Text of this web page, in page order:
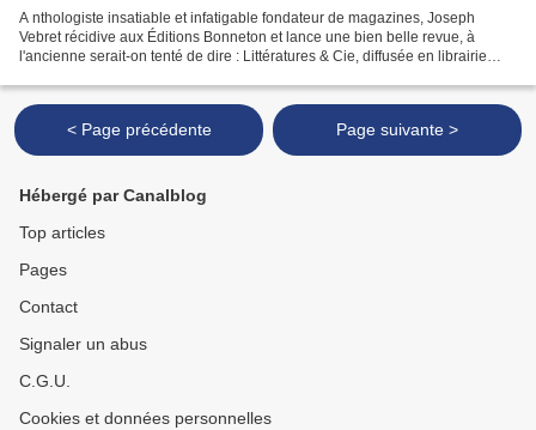
A nthologiste insatiable et infatigable fondateur de magazines, Joseph
Vebret récidive aux Éditions Bonneton et lance une bien belle revue, à
l'ancienne serait-on tenté de dire : Littératures & Cie, diffusée en librairie
< Page précédente Page suivante >
Hébergé par Canalblog
Top articles
Pages
Contact
Signaler un abus
C.G.U.
Cookies et données personnelles